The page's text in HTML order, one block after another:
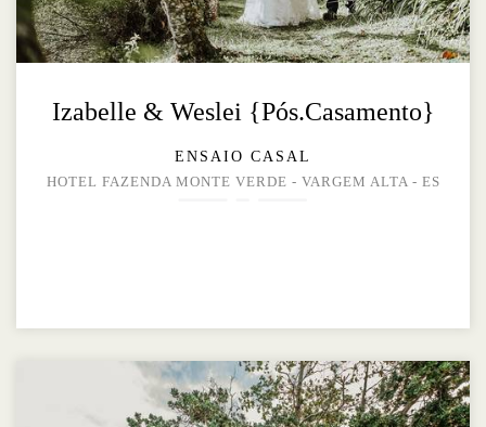
Izabelle & Weslei {Pós.Casamento}
ENSAIO CASAL
HOTEL FAZENDA MONTE VERDE - VARGEM ALTA - ES